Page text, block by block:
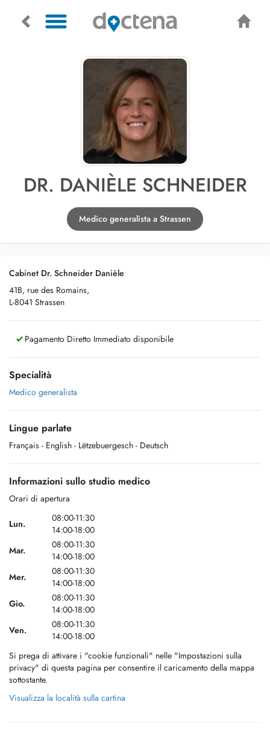
DR. DANIÈLE SCHNEIDER
Medico generalista a Strassen
Cabinet Dr. Schneider Danièle
41B, rue des Romains,
L-8041 Strassen
Pagamento Diretto Immediato disponibile
Specialità
Medico generalista
Lingue parlate
Français - English - Lëtzebuergesch - Deutsch
Informazioni sullo studio medico
Orari di apertura
Lun.
08:00-11:30
14:00-18:00
Mar.
08:00-11:30
14:00-18:00
Mer.
08:00-11:30
14:00-18:00
Gio.
08:00-11:30
14:00-18:00
Ven.
08:00-11:30
14:00-18:00
Si prega di attivare i "cookie funzionali" nelle "Impostazioni sulla
privacy" di questa pagina per consentire il caricamento della mappa
sottostante.
Visualizza la località sulla cartina